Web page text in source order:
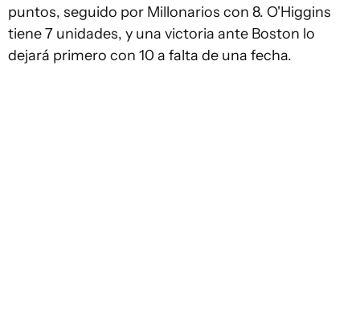
puntos, seguido por Millonarios con 8. O'Higgins
tiene 7 unidades, y una victoria ante Boston lo
dejará primero con 10 a falta de una fecha.